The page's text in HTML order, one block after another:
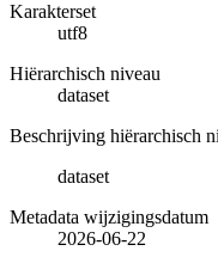
Karakterset
utf8
Hiërarchisch niveau
dataset
Beschrijving hiërarchisch
dataset
Metadata wijzigingsdatum
2026-06-22